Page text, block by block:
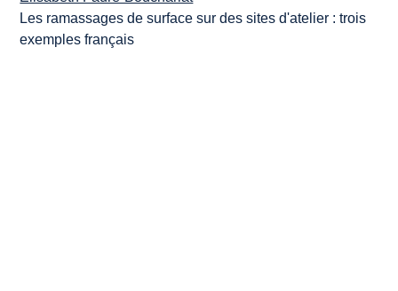
Les ramassages de surface sur des sites d'atelier : trois
exemples français